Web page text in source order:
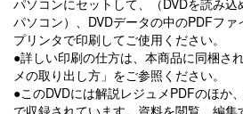
パソコンにセットして、（DVDを読み
パソコン）、DVDデータの中のPDFフ
プリンタで印刷してご使用ください。
●詳しい印刷の仕方は、本商品に同梱さ
メの取り出し方」をご参照ください。
●このDVDには解説レジュメPDFのほか
で収録されています。資料を閲覧、編